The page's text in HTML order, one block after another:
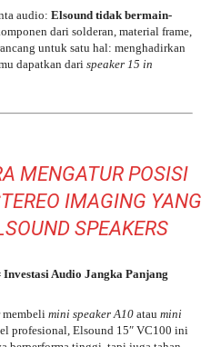
audio: Elsound tidak bermain-
dari solderan, material frame,
untuk satu hal: menghadirkan
dapatkan dari speaker 15 in
MENGATUR POSISI
IMAGING YANG
SPEAKERS
Audio Jangka Panjang
mini speaker A10 atau mini
profesional, Elsound 15″ VC100 ini